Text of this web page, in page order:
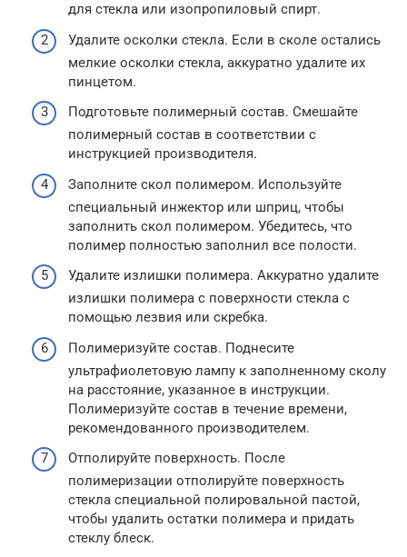
для стекла или изопропиловый спирт.
Удалите осколки стекла. Если в сколе остались
мелкие осколки стекла, аккуратно удалите их
пинцетом.
Подготовьте полимерный состав. Смешайте
полимерный состав в соответствии с
инструкцией производителя.
Заполните скол полимером. Используйте
специальный инжектор или шприц, чтобы
заполнить скол полимером. Убедитесь, что
полимер полностью заполнил все полости.
Удалите излишки полимера. Аккуратно удалите
излишки полимера с поверхности стекла с
помощью лезвия или скребка.
Полимеризуйте состав. Поднесите
ультрафиолетовую лампу к заполненному сколу
на расстояние, указанное в инструкции.
Полимеризуйте состав в течение времени,
рекомендованного производителем.
Отполируйте поверхность. После
полимеризации отполируйте поверхность
стекла специальной полировальной пастой,
чтобы удалить остатки полимера и придать
стеклу блеск.